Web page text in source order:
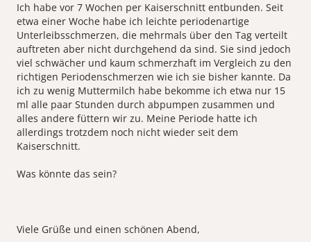
Ich habe vor 7 Wochen per Kaiserschnitt entbunden. Seit
etwa einer Woche habe ich leichte periodenartige
Unterleibsschmerzen, die mehrmals über den Tag verteilt
auftreten aber nicht durchgehend da sind. Sie sind jedoch
viel schwächer und kaum schmerzhaft im Vergleich zu den
richtigen Periodenschmerzen wie ich sie bisher kannte. Da
ich zu wenig Muttermilch habe bekomme ich etwa nur 15
ml alle paar Stunden durch abpumpen zusammen und
alles andere füttern wir zu. Meine Periode hatte ich
allerdings trotzdem noch nicht wieder seit dem
Kaiserschnitt.
Was könnte das sein?
Viele Grüße und einen schönen Abend,